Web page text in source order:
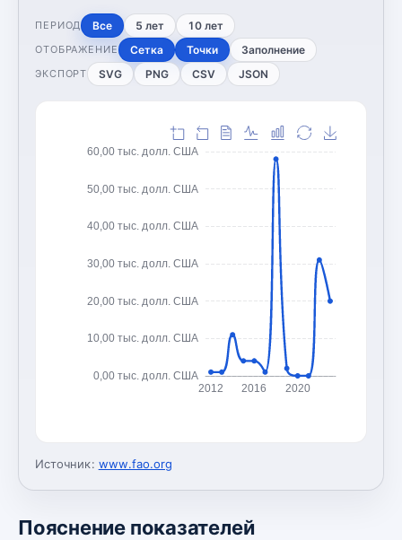
ПЕРИОД Все 5 лет 10 лет
ОТОБРАЖЕНИЕ Сетка Точки Заполнение
ЭКСПОРТ SVG PNG CSV JSON
0,00 тыс. долл. США
10,00 тыс. долл. США
20,00 тыс. долл. США
30,00 тыс. долл. США
40,00 тыс. долл. США
50,00 тыс. долл. США
60,00 тыс. долл. США
2012 2016 2020
Источник: www.fao.org
Пояснение показателей